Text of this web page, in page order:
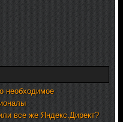
необходимое
все же Яндекс.Директ?